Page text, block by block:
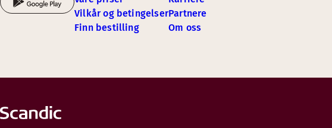
Vilkår og betingelser
Finn bestilling
Partnere
Om oss